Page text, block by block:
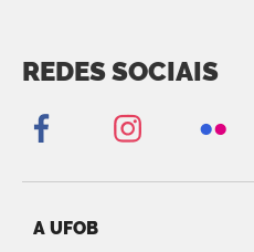
REDES SOCIAIS
A UFOB